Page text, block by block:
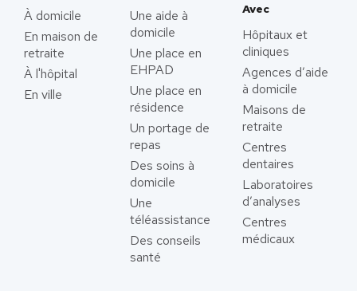
À domicile
En maison de
retraite
À l'hôpital
En ville
Une aide à
domicile
Une place en
EHPAD
Une place en
résidence
Un portage de
repas
Des soins à
domicile
Une
téléassistance
Des conseils
santé
Avec
Hôpitaux et
cliniques
Agences d’aide
à domicile
Maisons de
retraite
Centres
dentaires
Laboratoires
d’analyses
Centres
médicaux